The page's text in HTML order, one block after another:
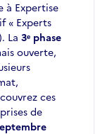
à Expertise
« Experts
La 3ᵉ phase
ouverte,
ces
de